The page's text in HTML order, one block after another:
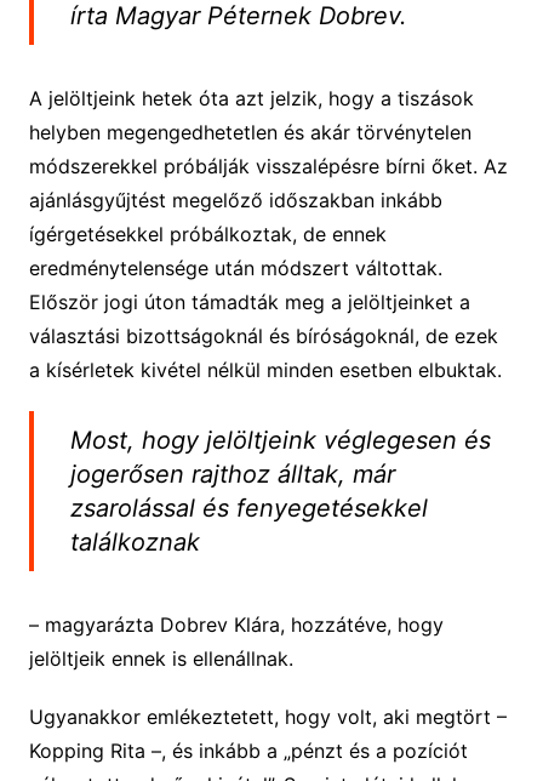
írta Magyar Péternek Dobrev.
A jelöltjeink hetek óta azt jelzik, hogy a tiszások
helyben megengedhetetlen és akár törvénytelen
módszerekkel próbálják visszalépésre bírni őket. Az
ajánlásgyűjtést megelőző időszakban inkább
ígérgetésekkel próbálkoztak, de ennek
eredménytelensége után módszert váltottak.
Először jogi úton támadták meg a jelöltjeinket a
választási bizottságoknál és bíróságoknál, de ezek
a kísérletek kivétel nélkül minden esetben elbuktak.
Most, hogy jelöltjeink véglegesen és
jogerősen rajthoz álltak, már
zsarolással és fenyegetésekkel
találkoznak
– magyarázta Dobrev Klára, hozzátéve, hogy
jelöltjeik ennek is ellenállnak.
Ugyanakkor emlékeztetett, hogy volt, aki megtört –
Kopping Rita –, és inkább a „pénzt és a pozíciót